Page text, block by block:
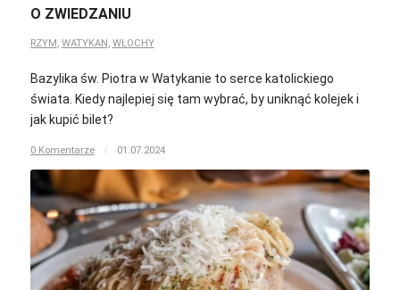
O ZWIEDZANIU
RZYM, WATYKAN, WŁOCHY
Bazylika św. Piotra w Watykanie to serce katolickiego
świata. Kiedy najlepiej się tam wybrać, by uniknąć kolejek i
jak kupić bilet?
0 Komentarze / 01.07.2024